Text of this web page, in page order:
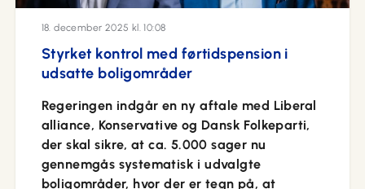
18. december 2025 kl. 10:08
Styrket kontrol med førtidspension i
udsatte boligområder
Regeringen indgår en ny aftale med Liberal
alliance, Konservative og Dansk Folkeparti,
der skal sikre, at ca. 5.000 sager nu
gennemgås systematisk i udvalgte
boligområder, hvor der er tegn på, at